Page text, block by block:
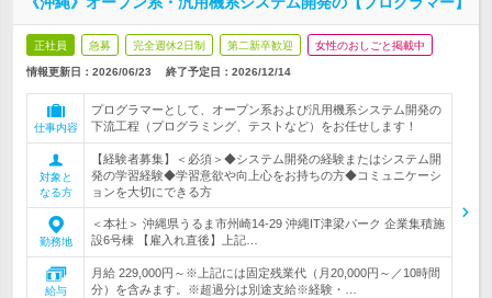
正社員 急募 完全週休2日制 第二新卒歓迎 女性のおしごと掲載中
情報更新日：2026/06/23 終了予定日： 2026/12/14
仕事内容
プログラマーとして、オープン系および汎用機系システム開発の
下流工程（プログラミング、テストなど）をお任せします！
対象と
なる方
【経験者募集】＜必須＞◆システム開発の経験またはシステム開
発の学習経験◆学習意欲や向上心をお持ちの方◆コミュニケーシ
ョンを大切にできる方
勤務地
＜本社＞ 沖縄県うるま市州崎14-29 沖縄IT津梁パーク 企業集積施
設6号棟 【雇入れ直後】上記…
給与
月給 229,000円～※上記には固定残業代（月20,000円～／10時間
分）を含みます。※超過分は別途支給※経験・…